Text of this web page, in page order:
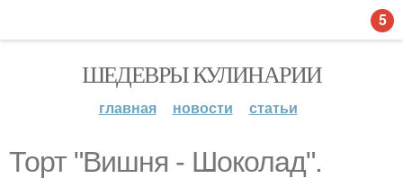
ШЕДЕВРЫ КУЛИНАРИИ
главная новости статьи
Торт "Вишня - Шоколад".
5